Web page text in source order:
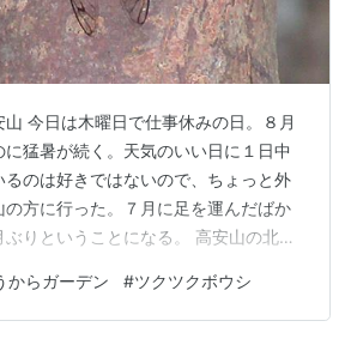
今日は木曜日で仕事休みの日。８月
に猛暑が続く。天気のいい日に１日中
るのは好きではないので、ちょっと外
の方に行った。７月に足を運んだばか
ぶりということになる。 高安山の北側
りはまだまだ盛夏だが、聞こえるセ
いた、７月に来た時はアブラゼミが中
からガーデン #ツクツクボウシ